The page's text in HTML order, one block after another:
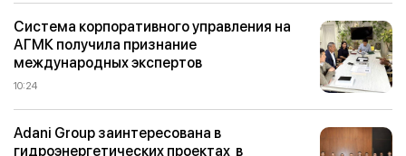
Система корпоративного управления на
АГМК получила признание
международных экспертов
10:24
Adani Group заинтересована в
гидроэнергетических проектах в